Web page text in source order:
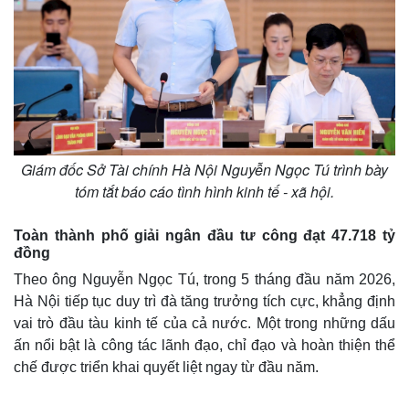
Giám đốc Sở Tài chính Hà Nội Nguyễn Ngọc Tú trình bày
tóm tắt báo cáo tình hình kinh tế - xã hội.
Toàn thành phố giải ngân đầu tư công đạt 47.718 tỷ
đồng
Theo ông Nguyễn Ngọc Tú, trong 5 tháng đầu năm 2026,
Hà Nội tiếp tục duy trì đà tăng trưởng tích cực, khẳng định
vai trò đầu tàu kinh tế của cả nước. Một trong những dấu
ấn nổi bật là công tác lãnh đạo, chỉ đạo và hoàn thiện thể
chế được triển khai quyết liệt ngay từ đầu năm.